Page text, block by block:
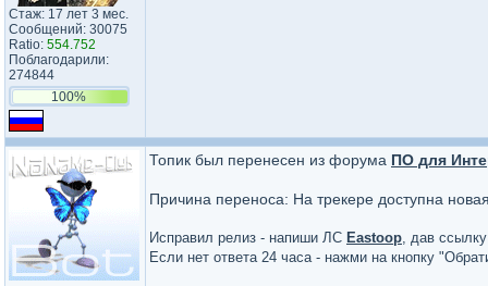
Стаж: 17 лет 3 мес.
Сообщений: 30075
Ratio: 554.752
Поблагодарили:
274844
100%
Топик был перенесен из форума ПО для
Причина переноса: На трекере доступна
Исправил релиз - напиши ЛС Eastoop, дав
Если нет ответа 24 часа - нажми на кнопку